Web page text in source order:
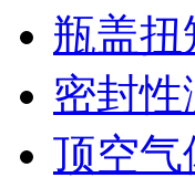
瓶盖扭
密封性
顶空气